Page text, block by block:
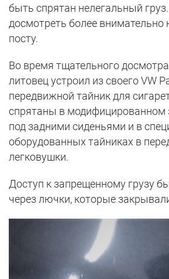
быть спрятан нелегальный
досмотреть более внимательно
посту.
Во время тщательного
литовец устроил из своего VW
передвижной тайник для
спрятаны в модифицированном
под задними сиденьями и в
оборудованных тайниках в
легковушки.
Доступ к запрещенному грузу
через лючки, которые